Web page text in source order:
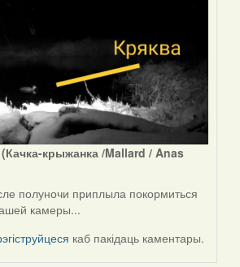
крыжанка /Mallard / Anas
полуночи приплыла покормиться
камеры...
каб пакідаць каментары.